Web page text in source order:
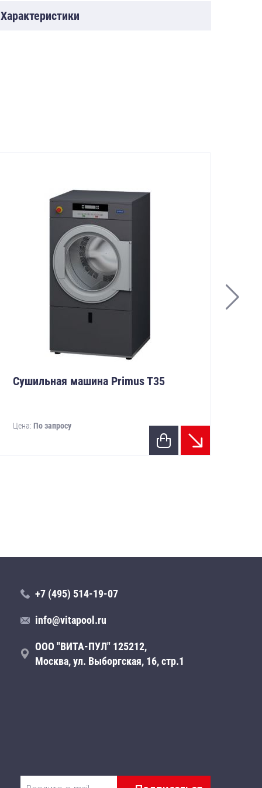
Характеристики
Сушильная машина Primus T35
Цена: По запросу
+7 (495) 514-19-07
info@vitapool.ru
ООО "ВИТА-ПУЛ" 125212,
Москва, ул. Выборгская, 16, стр.1